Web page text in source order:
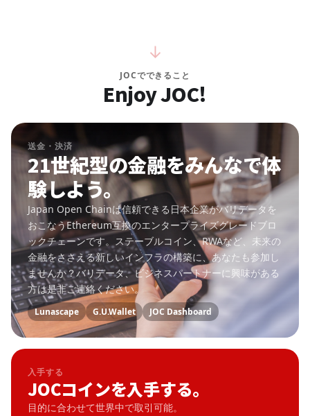
↓
JOCでできること
Enjoy JOC!
送金・決済
21世紀型の金融をみんなで体
験しよう。
Japan Open Chainは信頼できる日本企業がバリデータを
おこなうEthereum互換のエンタープライズグレードブロ
ックチェーンです。ステーブルコイン、RWAなど、未来の
金融をささえる新しいインフラの構築に、あなたも参加し
ませんか？バリデータ、ビジネスパートナーに興味がある
方は是非ご連絡ください。
Lunascape G.U.Wallet JOC Dashboard
入手する
JOCコインを入手する。
目的に合わせて世界中で取引可能。